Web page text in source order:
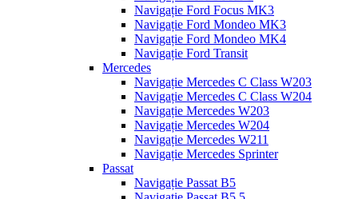
Navigație Ford Focus MK3
Navigație Ford Mondeo MK3
Navigație Ford Mondeo MK4
Navigație Ford Transit
Mercedes
Navigație Mercedes C Class W203
Navigație Mercedes C Class W204
Navigație Mercedes W203
Navigație Mercedes W204
Navigație Mercedes W211
Navigație Mercedes Sprinter
Passat
Navigație Passat B5